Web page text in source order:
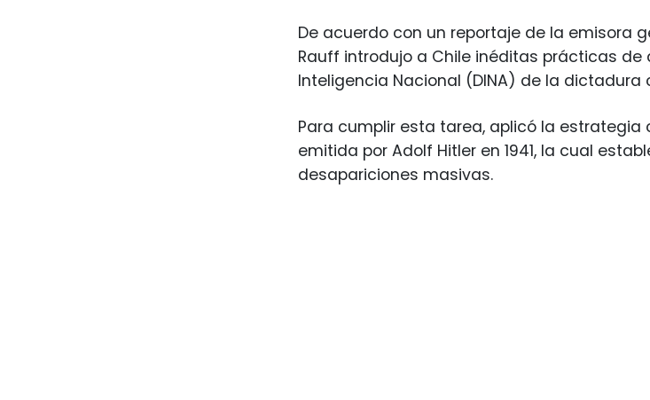
De acuerdo con un reportaje de la emisora
Rauff introdujo a Chile inéditas prácticas
Inteligencia Nacional (DINA) de la
Para cumplir esta tarea, aplicó la estrategia
emitida por Adolf Hitler en 1941, la cual
desapariciones masivas.